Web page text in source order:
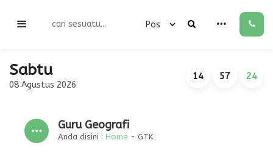
Sabtu
08 Agustus 2026
14 57 24
Guru Geografi
Anda disini : Home - GTK